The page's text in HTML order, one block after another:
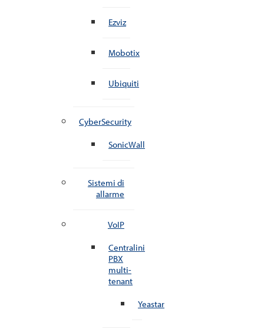
Ezviz
Mobotix
Ubiquiti
CyberSecurity
SonicWall
Sistemi di
allarme
VoIP
Centralini
PBX
multi-
tenant
Yeastar